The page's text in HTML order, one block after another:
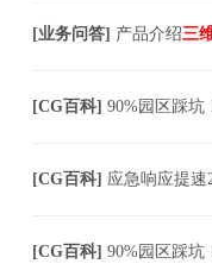
[业务问答] 产品介绍三
[CG百科] 90%园区踩坑
[CG百科] 应急响应提速
[CG百科] 90%园区踩坑